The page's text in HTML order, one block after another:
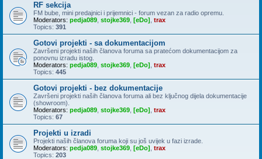
RF sekcija
FM bube, mini predajnici i prijemnici - forum vezan za radio opremu.
Moderators: pedja089 stojke369 [eDo] trax
Topics: 391
Gotovi projekti - sa dokumentacijom
Završeni projekti naših članova foruma sa pratećom dokumentacijom za
ponovnu izradu istog.
Moderators: pedja089 stojke369 [eDo] trax
Topics: 445
Gotovi projekti - bez dokumentacije
Završeni projekti naših članova foruma ali bez ključnog dijela dokumentacije
(showroom).
Moderators: pedja089 stojke369 [eDo] trax
Topics: 67
Projekti u izradi
Projekti naših članova foruma koji su još uvijek u fazi izrade.
Moderators: pedja089 stojke369 [eDo] trax
Topics: 203